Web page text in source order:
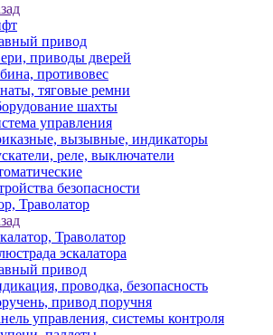
привод
приводы дверей
противовес
тяговые ремни
шахты
управления
вызывные, индикаторы
реле, выключатели
безопасности
Траволатор
Траволатор
эскалатора
привод
проводка, безопасность
привод поручня
управления, системы контроля